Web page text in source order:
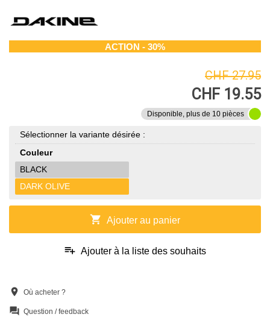
ACTION - 30%
CHF 27.95
CHF 19.55
Disponible, plus de 10 pièces
Sélectionner la variante désirée :
Couleur
BLACK
DARK OLIVE
shopping_cart Ajouter au panier
playlist_add Ajouter à la liste des souhaits
location_on Où acheter ?
question_answer Question / feedback